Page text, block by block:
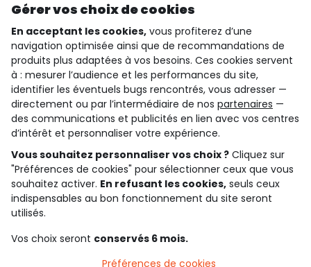
qui sommes-nous ?
besoin d'aide ?
le club fidélité
notre catalogue
Conditions générales de ventes et d'utilisation
Conditions d’utilisation des réseaux sociaux
Politique de confidentialité
Cookies et données personnelles
Paramètres des cookies
Gérer vos choix de cookies
En acceptant les cookies, vous profiterez d’une
navigation optimisée ainsi que de recommandations de
produits plus adaptées à vos besoins. Ces cookies servent
à : mesurer l’audience et les performances du site,
identifier les éventuels bugs rencontrés, vous adresser —
directement ou par l’intermédiaire de nos partenaires —
des communications et publicités en lien avec vos centres
d’intérêt et personnaliser votre expérience.
Vous souhaitez personnaliser vos choix ? Cliquez sur
"Préférences de cookies" pour sélectionner ceux que vous
souhaitez activer. En refusant les cookies, seuls ceux
indispensables au bon fonctionnement du site seront
utilisés.
Vos choix seront conservés 6 mois.
Préférences de cookies